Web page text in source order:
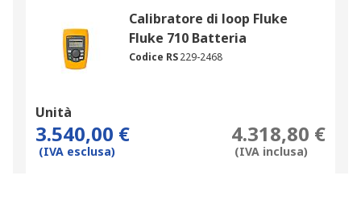
Calibratore di loop Fluke
Fluke 710 Batteria
Codice RS229-2468
Unità
3.540,00 €
(IVA esclusa)
4.318,80 €
(IVA inclusa)